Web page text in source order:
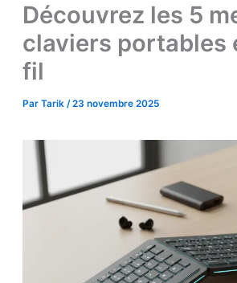
Découvrez les 5
claviers portables
fil
Par Tarik /23 novembre 2025